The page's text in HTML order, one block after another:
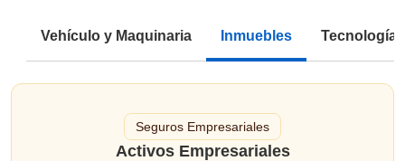
Vehículo y Maquinaria Inmuebles Tecnología
Seguros Empresariales
Activos Empresariales